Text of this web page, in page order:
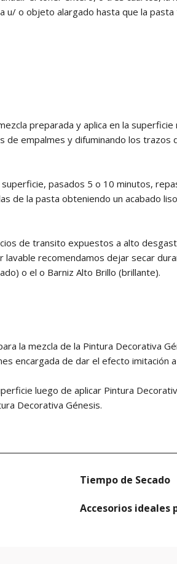
u/ o objeto alargado hasta que la
preparada y aplica en la
de empalmes y difuminando los trazos
pasados 5 o 10 minutos,
de la pasta obteniendo un acabado
de transito expuestos a alto
recomendamos dejar secar
o el o Barniz Alto Brillo (brillante).
la mezcla de la Pintura Decorativa
encargada de dar el efecto imitación
luego de aplicar Pintura
Decorativa Génesis.
Tiempo de Secado
Accesorios ideales